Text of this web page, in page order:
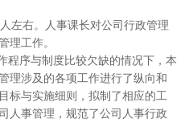
左右。人事课长对公司行政管理
理工作。
程序与制度比较欠缺的情况下，本
理涉及的各项工作进行了纵向和
标与实施细则，拟制了相应的工
人事管理，规范了公司人事行政